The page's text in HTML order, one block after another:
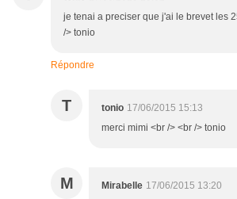
je tenai a preciser que j'ai le brevet les
/> tonio
Répondre
T tonio 17/06/2015 15:13
merci mimi <br /> <br /> tonio
M Mirabelle 17/06/2015 13:20